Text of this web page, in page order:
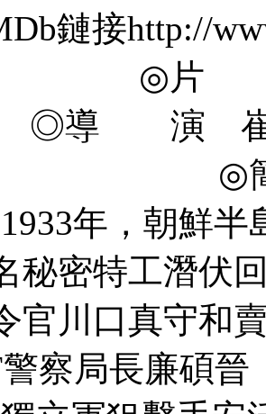
鏈接http://
◎片
◎導 演 崔東
◎
年，朝鮮半
秘密特工潛伏
官川口真守和
察局長廉碩